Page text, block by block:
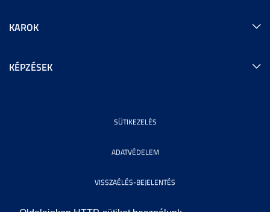
KAROK
KÉPZÉSEK
SÜTIKEZELÉS
ADATVÉDELEM
VISSZAÉLÉS-BEJELENTÉS